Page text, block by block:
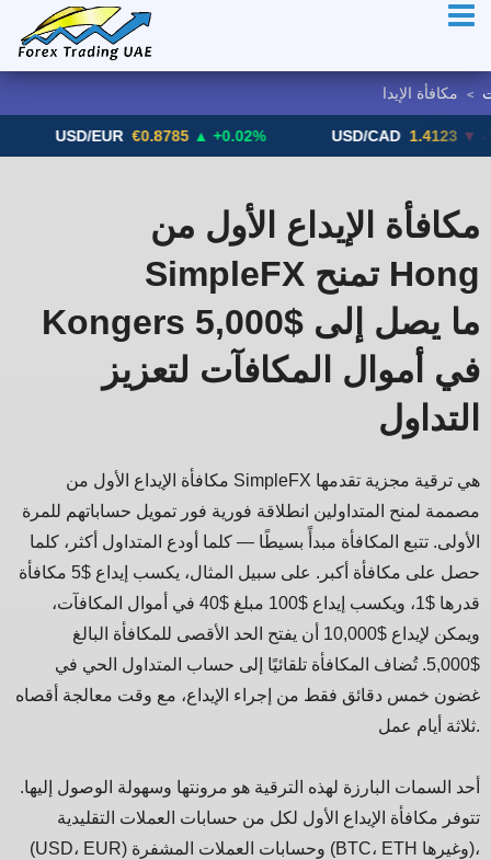
>
USD/EUR €0.8785 ▲ +0.02% USD/CAD 1.4123 ▼ -0.01%
مكافأة الإيداع الأول من
SimpleFX تمنح Hong
Kongers ما يصل إلى $5,000
في أموال المكافآت لتعزيز
التداول
مكافأة الإيداع الأول من SimpleFX هي ترقية مجزية تقدمها
مصممة لمنح المتداولين انطلاقة فورية فور تمويل حساباتهم للمرة
الأولى. تتبع المكافأة مبدأً بسيطًا — كلما أودع المتداول أكثر، كلما
حصل على مكافأة أكبر. على سبيل المثال، يكسب إيداع $5 مكافأة
قدرها $1، ويكسب إيداع $100 مبلغ $40 في أموال المكافآت،
ويمكن لإيداع $10,000 أن يفتح الحد الأقصى للمكافأة البالغ
$5,000. تُضاف المكافأة تلقائيًا إلى حساب المتداول الحي في
غضون خمس دقائق فقط من إجراء الإيداع، مع وقت معالجة أقصاه
ثلاثة أيام عمل.
أحد السمات البارزة لهذه الترقية هو مرونتها وسهولة الوصول إليها.
تتوفر مكافأة الإيداع الأول لكل من حسابات العملات التقليدية
(USD، EUR) وحسابات العملات المشفرة (BTC، ETH وغيرها)،